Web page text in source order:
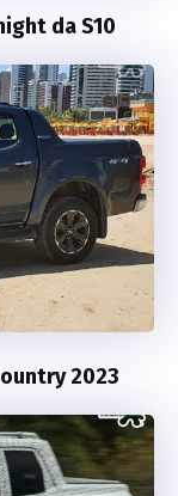
da S10
2023